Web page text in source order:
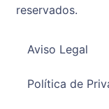
reservados.
Aviso Legal
Política de